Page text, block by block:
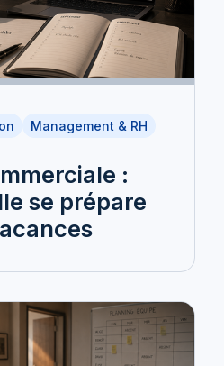
Management & RH
:
se prépare